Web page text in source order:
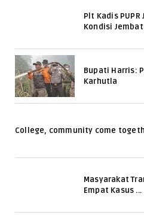
Plt Kadis
Kondisi
Bupati Harris:
Karhutla
College, community come
Masyarakat
Empat Kasus ...